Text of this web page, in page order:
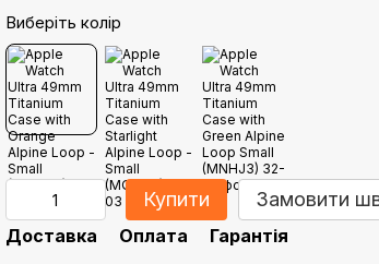
Виберіть колір
Купити Замовити
Доставка Оплата Гарантія